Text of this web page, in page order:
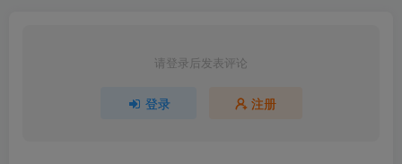
请登录后发表评论
登录 注册